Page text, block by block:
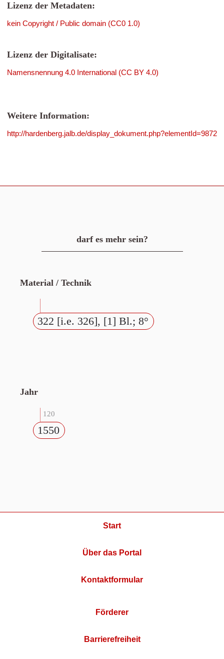
Lizenz der Metadaten:
kein Copyright / Public domain (CC0 1.0)
Lizenz der Digitalisate:
Namensnennung 4.0 International (CC BY 4.0)
Weitere Information:
http://hardenberg.jalb.de/display_dokument.php?elementId=9872
darf es mehr sein?
Material / Technik
322 [i.e. 326], [1] Bl.; 8°
Jahr
120
1550
Start
Über das Portal
Kontaktformular
Förderer
Barrierefreiheit